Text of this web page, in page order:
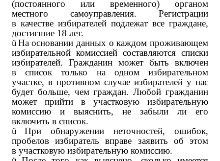
(постоянного или временного) органом
местного самоуправления. Регистрации
в качестве избирателей подлежат все граждане,
достигшие 18 лет.
ü На основании данных о каждом проживающем
избирательной комиссией составляются списки
избирателей. Гражданин может быть включен
в список только на одном избирательном
участке, в противном случае избирателей у нас
будет больше, чем граждан. Любой гражданин
может прийти в участковую избирательную
комиссию и выяснить, не забыли ли его
включить в список.
ü
При обнаружении неточностей, ошибок,
пробелов избиратель вправе заявить об этом
в участковую избирательную комиссию.